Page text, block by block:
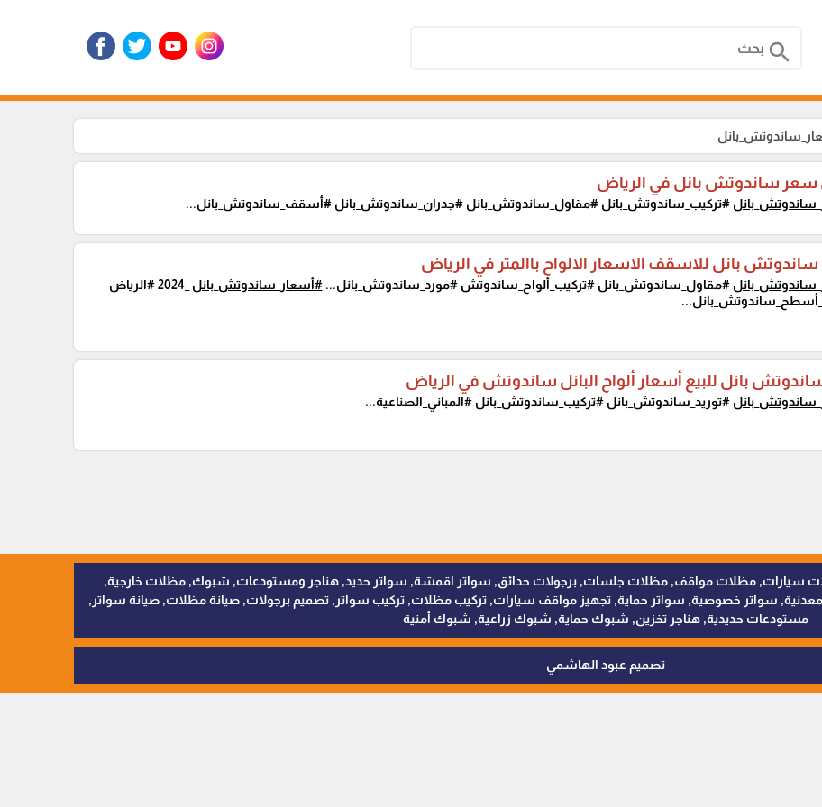
search
ساندوتش بانل في الرياض
#تركيب_ساندوتش_بانل #مقاول_ساندوتش_بانل #جدران_ساندوتش_بانل #أسقف_ساندوتش_بانل...
بانل للاسقف الاسعار الالواح باالمتر في الرياض
#مقاول_ساندوتش_بانل #تركيب_ألواح_ساندوتش #مورد_ساندوتش_بانل...#أسعار_ساندوتش_بانل
_2024 #الرياض
ساندوتش بانل للبيع أسعار ألواح البانل ساندوتش في الرياض
#توريد_ساندوتش_بانل #تركيب_ساندوتش_بانل #المباني_الصناعية...
للمظلات والسواتر - 0538402607 © مظلات سيارات, مظلات مواقف, مظلات جلسات, برجولات حدائق, سواتر اقمشة, سواتر حديد, هناجر ومستودعات, شبوك, مظلات خارجية,
سواتر خصوصية, سواتر حماية, تجهيز مواقف سيارات, تركيب مظلات, تركيب سواتر, تصميم برجولات, صيانة مظلات, صيانة سواتر,
مستودعات حديدية, هناجر تخزين, شبوك حماية, شبوك زراعية, شبوك أمنية
تصميم عبود الهاشمي